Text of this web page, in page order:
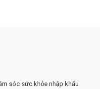
sóc sức khỏe nhập khẩu